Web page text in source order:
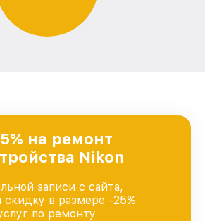
на ремонт
Nikon
записи с сайта,
скидку в размере -25%
по ремонту